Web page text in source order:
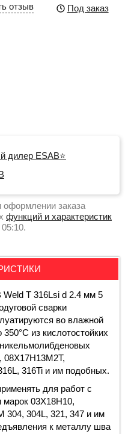
отзыв Под заказ
дилер ESAB⭐
заказа
функций и характеристик
T 316Lsi d 2.4 мм 5
сварки
во влажной
из кислотостойких
08Х17Н13М2Т,
316Ti и им подобных.
для работ с
марок 03Х18Н10,
304, 304L, 321, 347 и им
к металлу шва